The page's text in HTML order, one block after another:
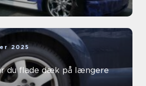
2025
du flade dæk på længere